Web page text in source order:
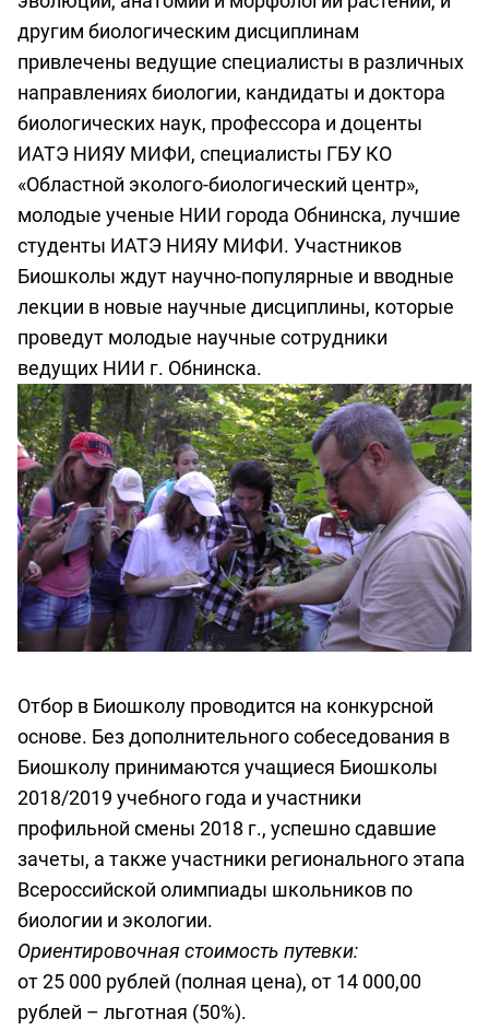
другим биологическим дисциплинам
привлечены ведущие специалисты в различных
направлениях биологии, кандидаты и доктора
биологических наук, профессора и доценты
ИАТЭ НИЯУ МИФИ, специалисты ГБУ КО
«Областной эколого-биологический центр»,
молодые ученые НИИ города Обнинска, лучшие
студенты ИАТЭ НИЯУ МИФИ. Участников
Биошколы ждут научно-популярные и вводные
лекции в новые научные дисциплины, которые
проведут молодые научные сотрудники
ведущих НИИ г. Обнинска.
Отбор в Биошколу проводится на конкурсной
основе. Без дополнительного собеседования в
Биошколу принимаются учащиеся Биошколы
2018/2019 учебного года и участники
профильной смены 2018 г., успешно сдавшие
зачеты, а также участники регионального этапа
Всероссийской олимпиады школьников по
биологии и экологии.
Ориентировочная стоимость путевки:
от 25 000 рублей (полная цена), от 14 000,00
рублей – льготная (50%).